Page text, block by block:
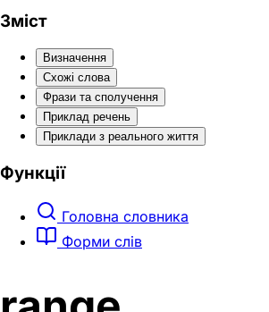
Зміст
Визначення
Схожі слова
Фрази та сполучення
Приклад речень
Приклади з реального життя
Функції
Головна словника
Форми слів